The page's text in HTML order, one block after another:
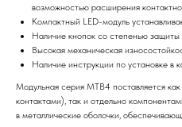
возможностью расширения
Компактный LED-модуль
Наличие кнопок со степенью
Высокая механическая
Наличие инструкции по установке в
Модульная серия MTB4 поставляется
контактами), так и отдельно
в металлические оболочки,